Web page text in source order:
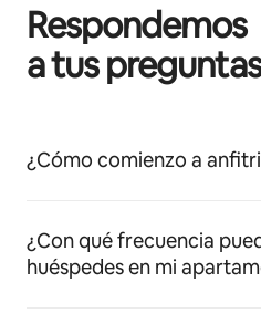
Respondemos
a tus preguntas
¿Cómo comienzo a
¿Con qué frecuencia
huéspedes en mi